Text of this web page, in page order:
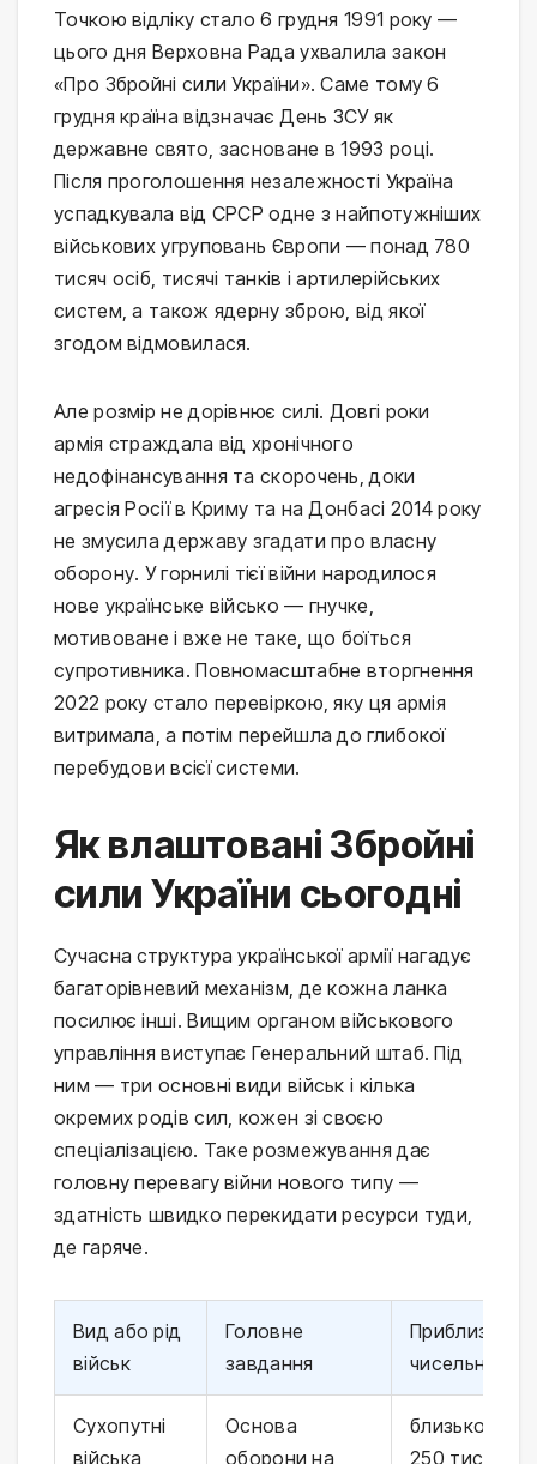
Точкою відліку стало 6 грудня 1991 року —
цього дня Верховна Рада ухвалила закон
«Про Збройні сили України». Саме тому 6
грудня країна відзначає День ЗСУ як
державне свято, засноване в 1993 році.
Після проголошення незалежності Україна
успадкувала від СРСР одне з найпотужніших
військових угруповань Європи — понад 780
тисяч осіб, тисячі танків і артилерійських
систем, а також ядерну зброю, від якої
згодом відмовилася.
Але розмір не дорівнює силі. Довгі роки
армія страждала від хронічного
недофінансування та скорочень, доки
агресія Росії в Криму та на Донбасі 2014 року
не змусила державу згадати про власну
оборону. У горнилі тієї війни народилося
нове українське військо — гнучке,
мотивоване і вже не таке, що боїться
супротивника. Повномасштабне вторгнення
2022 року стало перевіркою, яку ця армія
витримала, а потім перейшла до глибокої
перебудови всієї системи.
Як влаштовані Збройні
сили України сьогодні
Сучасна структура української армії нагадує
багаторівневий механізм, де кожна ланка
посилює інші. Вищим органом військового
управління виступає Генеральний штаб. Під
ним — три основні види військ і кілька
окремих родів сил, кожен зі своєю
спеціалізацією. Таке розмежування дає
головну перевагу війни нового типу —
здатність швидко перекидати ресурси туди,
де гаряче.
Вид або рід
військ
Головне
завдання
Приблизна
чисельність
Сухопутні
війська
Основа
оборони на
близько
250 тисяч